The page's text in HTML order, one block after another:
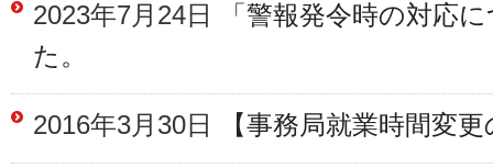
2023年7月24日
「警報発令時の対応
た。
2016年3月30日 【事務局就業時間変